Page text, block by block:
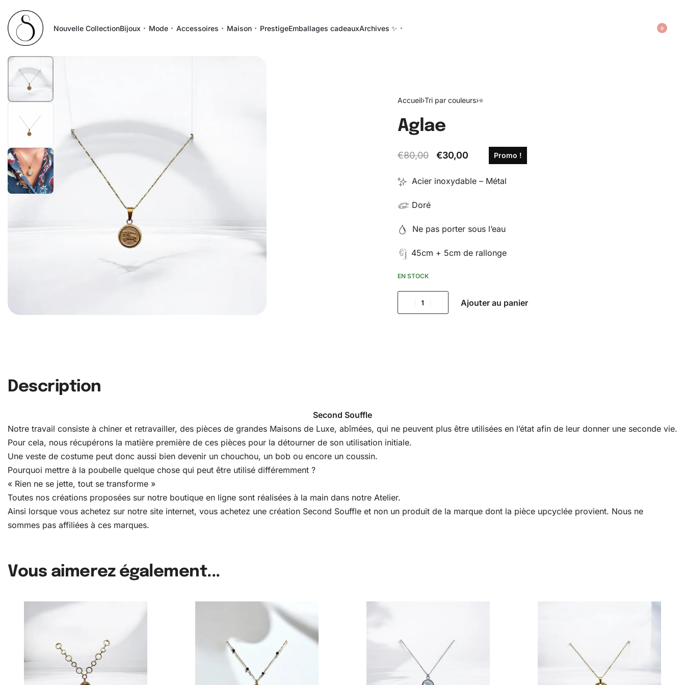
Nouvelle CollectionBijoux Mode Accessoires Maison PrestigeEmballages cadeauxArchives ✨ 0
3
Accueil›Tri par couleurs›⭐️
Aglae
€80,00 €30,00 Promo !
Acier inoxydable – Métal
Doré
Ne pas porter sous l’eau
45cm + 5cm de rallonge
EN STOCK
Ajouter au panier
Description
Second Souffle
Notre travail consiste à chiner et retravailler, des pièces de grandes Maisons de Luxe, abîmées, qui ne peuvent plus être utilisées en l’état afin de leur donner une seconde vie.
Pour cela, nous récupérons la matière première de ces pièces pour la détourner de son utilisation initiale.
Une veste de costume peut donc aussi bien devenir un chouchou, un bob ou encore un coussin.
Pourquoi mettre à la poubelle quelque chose qui peut être utilisé différemment ?
« Rien ne se jette, tout se transforme »
Toutes nos créations proposées sur notre boutique en ligne sont réalisées à la main dans notre Atelier.
Ainsi lorsque vous achetez sur notre site internet, vous achetez une création Second Souffle et non un produit de la marque dont la pièce upcyclée provient. Nous ne
sommes pas affiliées à ces marques.
Vous aimerez également...